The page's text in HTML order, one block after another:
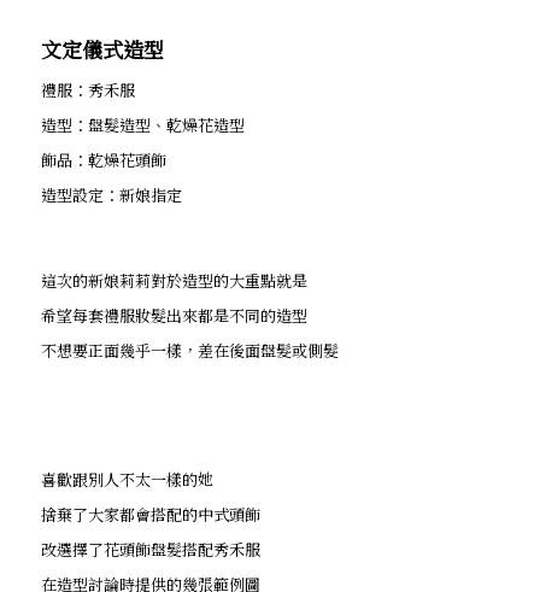
文定儀式造型
禮服：秀禾服
造型：盤髮造型、乾燥花造型
飾品：乾燥花頭飾
造型設定：新娘指定
這次的新娘莉莉對於造型的大重點就是
希望每套禮服妝髮出來都是不同的造型
不想要正面幾乎一樣，差在後面盤髮或側髮
喜歡跟別人不太一樣的她
捨棄了大家都會搭配的中式頭飾
改選擇了花頭飾盤髮搭配秀禾服
在造型討論時提供的幾張範例圖